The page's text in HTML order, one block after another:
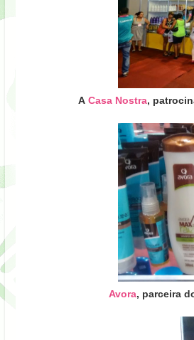
A Casa Nostra,
Avora, parceira